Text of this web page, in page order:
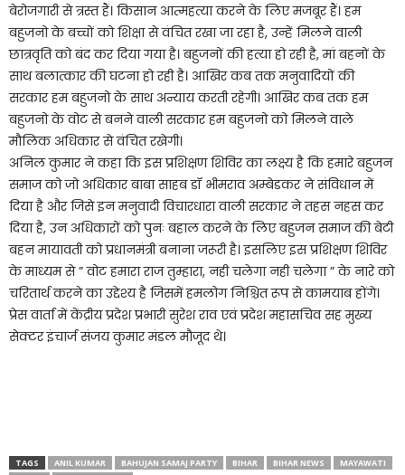
बेरोजगारी से त्रस्त हैं। किसान आत्महत्या करने के लिए मजबूर हैं। हम
बहुजनो के बच्चों को शिक्षा से वंचित रखा जा रहा है, उन्हें मिलने वाली
छात्रवृति को बंद कर दिया गया है। बहुजनों की हत्या हो रही है, मां बहनों के
साथ बलात्कार की घटना हो रही है। आखिर कब तक मनुवादियों की
सरकार हम बहुजनो के साथ अन्याय करती रहेगी। आखिर कब तक हम
बहुजनो के वोट से बनने वाली सरकार हम बहुजनो को मिलने वाले
मौलिक अधिकार से वंचित रखेगी।
अनिल कुमार ने कहा कि इस प्रशिक्षण शिविर का लक्ष्य है कि हमारे बहुजन
समाज को जो अधिकार बाबा साहब डॉ भीमराव अम्बेडकर ने संविधान में
दिया है और जिसे इन मनुवादी विचारधारा वाली सरकार ने तहस नहस कर
दिया है, उन अधिकारों को पुनः बहाल करने के लिए बहुजन समाज की बेटी
बहन मायावती को प्रधानमंत्री बनाना जरूरी है। इसलिए इस प्रशिक्षण शिविर
के माध्यम से ” वोट हमारा राज तुम्हारा, नही चलेगा नही चलेगा ” के नारे को
चरितार्थ करने का उद्देश्य है जिसमें हमलोग निश्चित रूप से कामयाब होंगे।
प्रेस वार्ता में केंद्रीय प्रदेश प्रभारी सुरेश राव एवं प्रदेश महासचिव सह मुख्य
सेक्टर इंचार्ज संजय कुमार मंडल मौजूद थे।
TAGS ANIL KUMAR BAHUJAN SAMAJ PARTY BIHAR BIHAR NEWS
MAYAWATI